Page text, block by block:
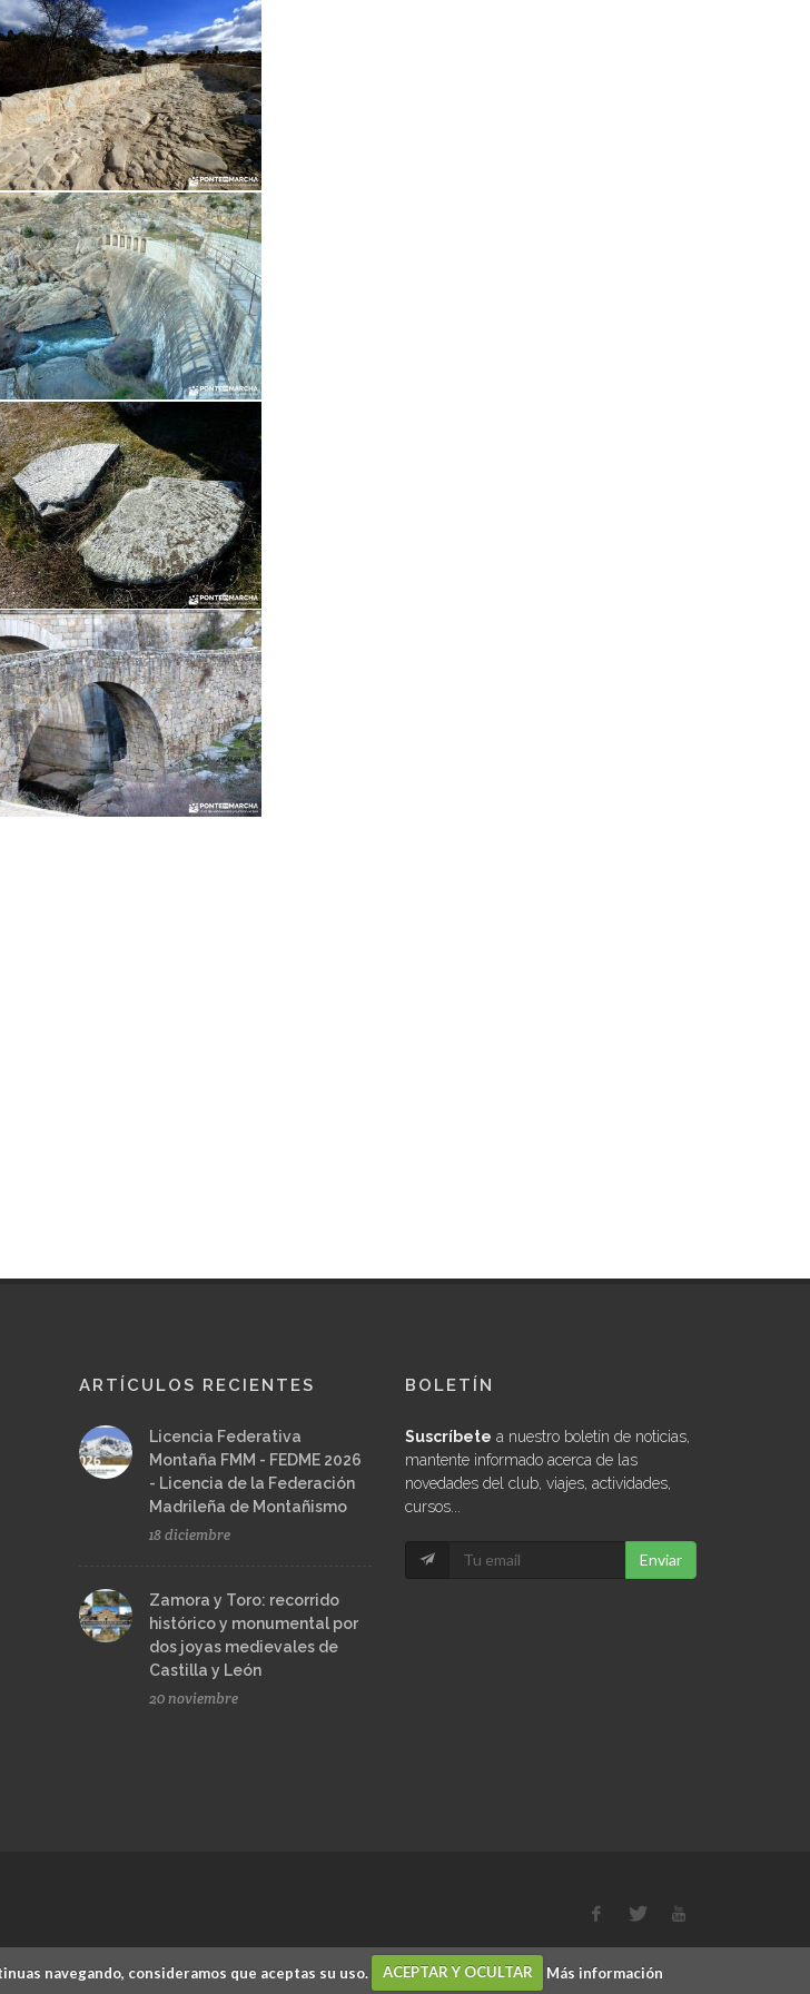
ARTÍCULOS RECIENTES
Licencia Federativa
Montaña FMM - FEDME 2026
- Licencia de la Federación
Madrileña de Montañismo
18 diciembre
Zamora y Toro: recorrido
histórico y monumental por
dos joyas medievales de
Castilla y León
20 noviembre
BOLETÍN
Suscríbete a nuestro boletín de noticias,
mantente informado acerca de las
novedades del club, viajes, actividades,
cursos...
Enviar
navegando, consideramos que aceptas su uso. ACEPTAR Y OCULTAR Más información